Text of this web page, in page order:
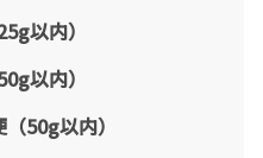
以内）
以内）
50g以内）